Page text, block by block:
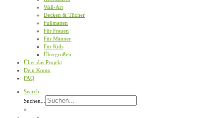
Wall-Art
Decken & Tücher
Fußmatten
Für Frauen
Für Männer
Für Kids
Übergrößen
Über das Projekt
Dein Konto
FAQ
Search
Suchen...
×